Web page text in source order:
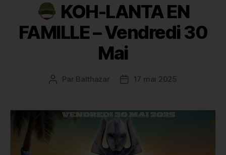
KOH-LANTA EN
FAMILLE – Vendredi 30
Mai
Auteur
Par Balthazar
Date17 mai 2025